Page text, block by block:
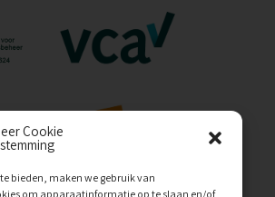
Cookie
bieden, maken we gebruik van
om apparaatinformatie op te slaan en/of